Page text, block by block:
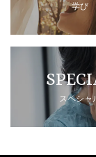
学び
スペシャ